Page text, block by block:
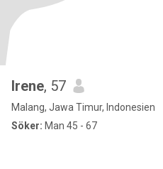
Irene, 57
Malang, Jawa Timur, Indonesien
Söker: Man 45 - 67